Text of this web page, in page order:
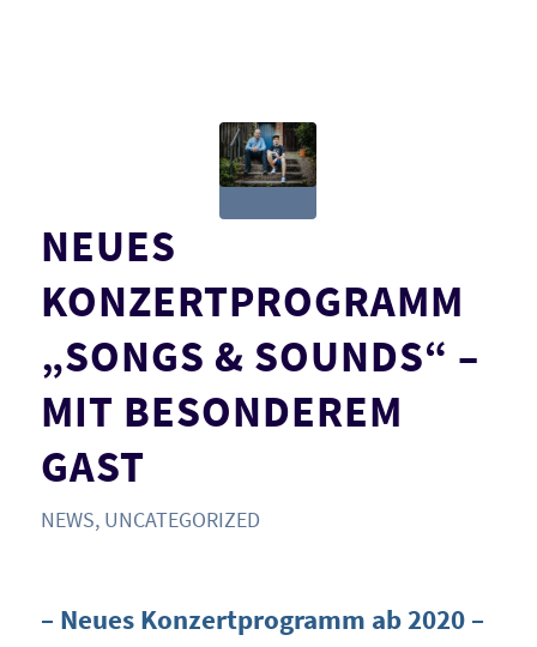
NEUES
KONZERTPROGRAMM
„SONGS & SOUNDS“ –
MIT BESONDEREM
GAST
NEWS, UNCATEGORIZED
– Neues Konzertprogramm ab 2020 –